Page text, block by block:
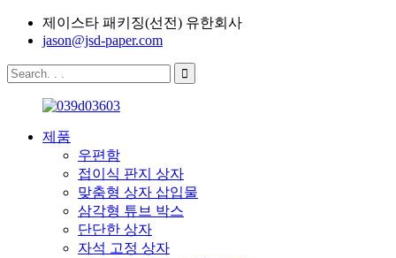
제이스타 패키징(선전) 유한회사
jason@jsd-paper.com
제품
우편함
접이식 판지 상자
맞춤형 상자 삽입물
삼각형 튜브 박스
단단한 상자
자석 고정 상자